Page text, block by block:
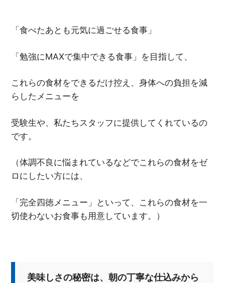
「食べたあとも元気に過ごせる食事」
「勉強にMAXで集中できる食事」を目指して、
これらの食材をできるだけ控え、身体への負担を減
らしたメニューを
受験生や、私たちスタッフに提供してくれているの
です。
（体調不良に悩まれているなどでこれらの食材をゼ
ロにしたい方には、
「完全四徳メニュー」といって、これらの食材を一
切使わないお食事も用意しています。）
美味しさの秘密は、朝の丁寧な仕込みから